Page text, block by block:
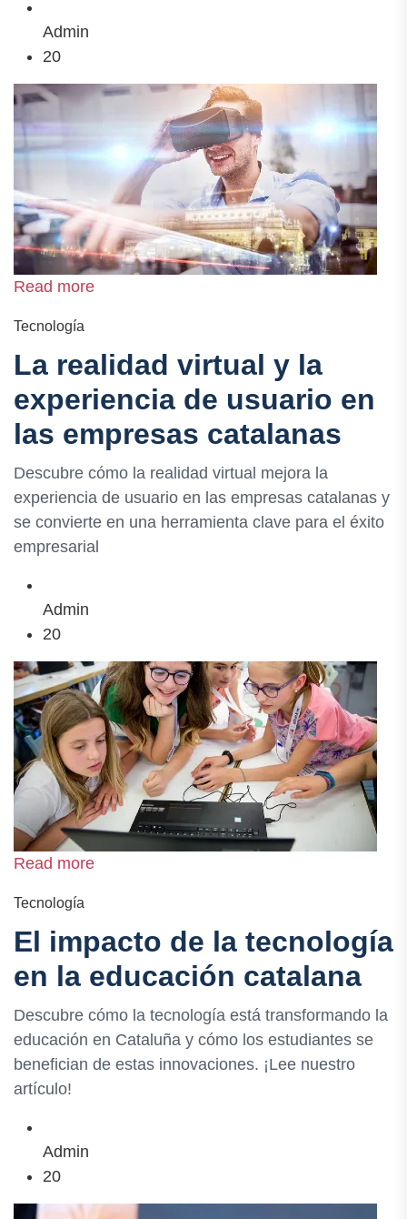
Admin
20
Read more
Tecnología
La realidad virtual y la
experiencia de usuario en
las empresas catalanas
Descubre cómo la realidad virtual mejora la
experiencia de usuario en las empresas catalanas y
se convierte en una herramienta clave para el éxito
empresarial
Admin
20
Read more
Tecnología
El impacto de la tecnología
en la educación catalana
Descubre cómo la tecnología está transformando la
educación en Cataluña y cómo los estudiantes se
benefician de estas innovaciones. ¡Lee nuestro
artículo!
Admin
20